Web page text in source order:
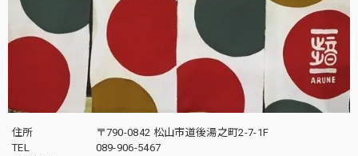
住所
〒790-0842 松山市道後湯之町2-7-1F
TEL
089-906-5467